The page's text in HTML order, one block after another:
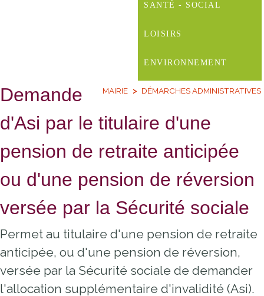
SANTÉ - SOCIAL
LOISIRS
ENVIRONNEMENT
MAIRIE DÉMARCHES ADMINISTRATIVES
Demande
d'Asi par le titulaire d'une
pension de retraite anticipée
ou d'une pension de réversion
versée par la Sécurité sociale
Permet au titulaire d'une pension de retraite
anticipée, ou d'une pension de réversion,
versée par la Sécurité sociale de demander
l'allocation supplémentaire d'invalidité (Asi).